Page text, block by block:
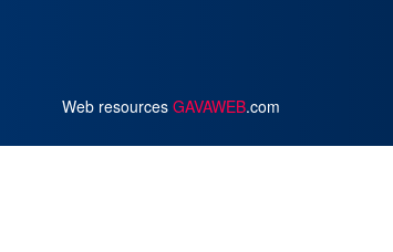
Web resources GAVAWEB.com